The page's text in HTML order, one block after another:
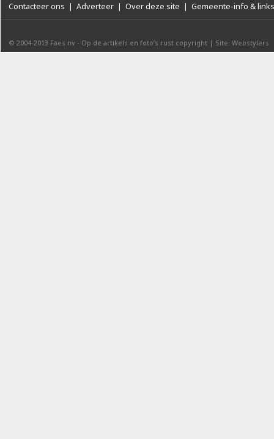
Contacteer ons | Adverteer | Over deze site | Gemeente-info & links
© 2004-2013 Faes nv - Op de artikels en foto’s rust copyright | Site: Webstylers